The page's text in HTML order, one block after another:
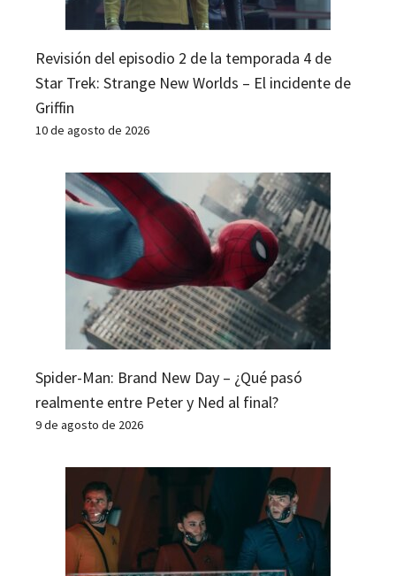
Revisión del episodio 2 de la temporada 4 de
Star Trek: Strange New Worlds – El incidente de
Griffin
10 de agosto de 2026
Spider-Man: Brand New Day – ¿Qué pasó
realmente entre Peter y Ned al final?
9 de agosto de 2026